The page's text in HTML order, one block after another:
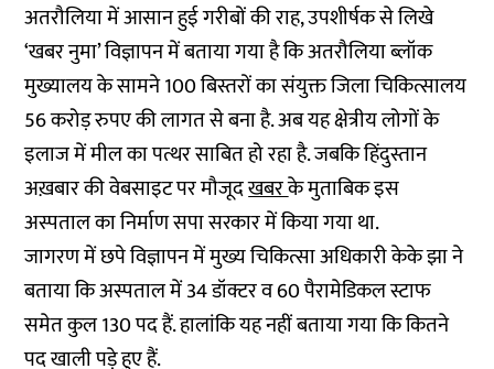
अतरौलिया में आसान हुई गरीबों की राह, उपशीर्षक से लिखे
‘खबर नुमा’ विज्ञापन में बताया गया है कि अतरौलिया ब्लॉक
मुख्यालय के सामने 100 बिस्तरों का संयुक्त जिला चिकित्सालय
56 करोड़ रुपए की लागत से बना है. अब यह क्षेत्रीय लोगों के
इलाज में मील का पत्थर साबित हो रहा है. जबकि हिंदुस्तान
अख़बार की वेबसाइट पर मौजूदखबरके मुताबिक इस
अस्पताल का निर्माण सपा सरकार में किया गया था.
जागरण में छपे विज्ञापन में मुख्य चिकित्सा अधिकारी केके झा ने
बताया कि अस्पताल में 34 डॉक्टर व 60 पैरामेडिकल स्टाफ
समेत कुल 130 पद हैं. हालांकि यह नहीं बताया गया कि कितने
पद खाली पड़े हुए हैं.